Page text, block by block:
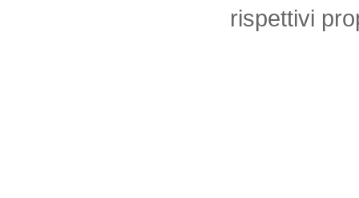
rispettivi